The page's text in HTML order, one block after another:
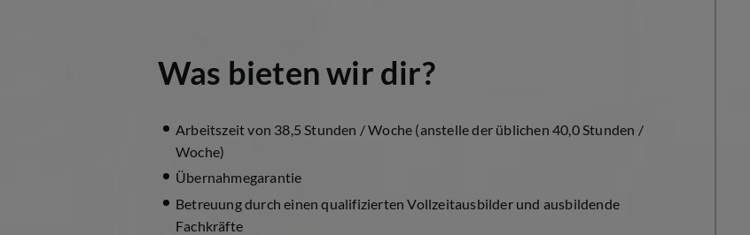
Was bieten wir dir?
Arbeitszeit von 38,5 Stunden / Woche (anstelle der üblichen 40,0 Stunden /
Woche)
Übernahmegarantie
Betreuung durch einen qualifizierten Vollzeitausbilder und ausbildende
Fachkräfte